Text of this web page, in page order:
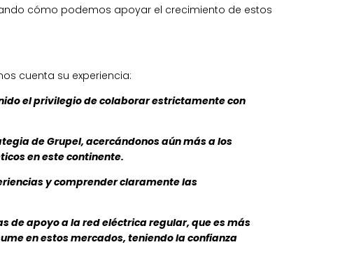
cómo podemos apoyar el crecimiento de estos
cuenta su experiencia:
el privilegio de colaborar estrictamente con
de Grupel, acercándonos aún más a los
en este continente.
y comprender claramente las
de apoyo a la red eléctrica regular, que es más
en estos mercados, teniendo la confianza